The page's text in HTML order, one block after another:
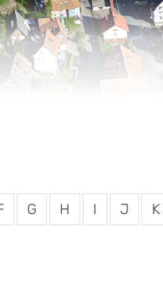
G H I J K